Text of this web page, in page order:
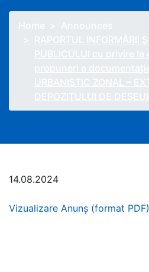
14.08.2024
Vizualizare Anunș (format PDF)